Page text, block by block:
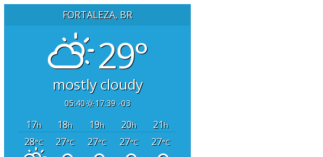
FORTALEZA, BR
29°
mostly cloudy
05:40 17:39 -03
17h 18h 19h 20h 21h
28°C 27°C 27°C 27°C 27°C